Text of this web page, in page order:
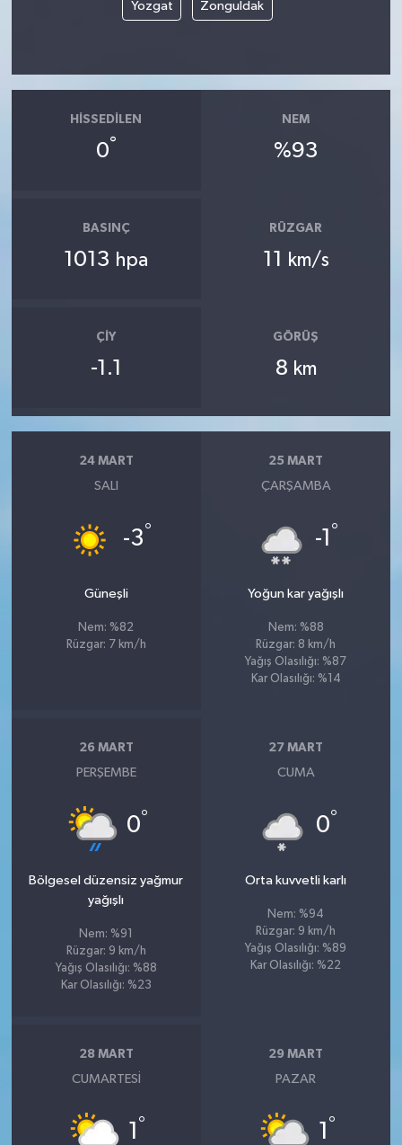
Yozgat Zonguldak
HISSEDILEN
0°
NEM
%93
BASINÇ
1013 hpa
RÜZGAR
11 km/s
ÇIY
-1.1
GÖRÜŞ
8 km
24 MART
SALI
-3°
Güneşli
Nem: %82
Rüzgar: 7 km/h
25 MART
ÇARŞAMBA
-1 °
Yoğun kar yağışlı
Nem: %88
Rüzgar: 8 km/h
Yağış Olasılığı: %87
Kar Olasılığı: %14
26 MART
PERŞEMBE
0°
Bölgesel düzensiz yağmur
yağışlı
Nem: %91
Rüzgar: 9 km/h
Yağış Olasılığı: %88
Kar Olasılığı: %23
27 MART
CUMA
0°
Orta kuvvetli karlı
Nem: %94
Rüzgar: 9 km/h
Yağış Olasılığı: %89
Kar Olasılığı: %22
28 MART
CUMARTESI
1 °
29 MART
PAZAR
1 °